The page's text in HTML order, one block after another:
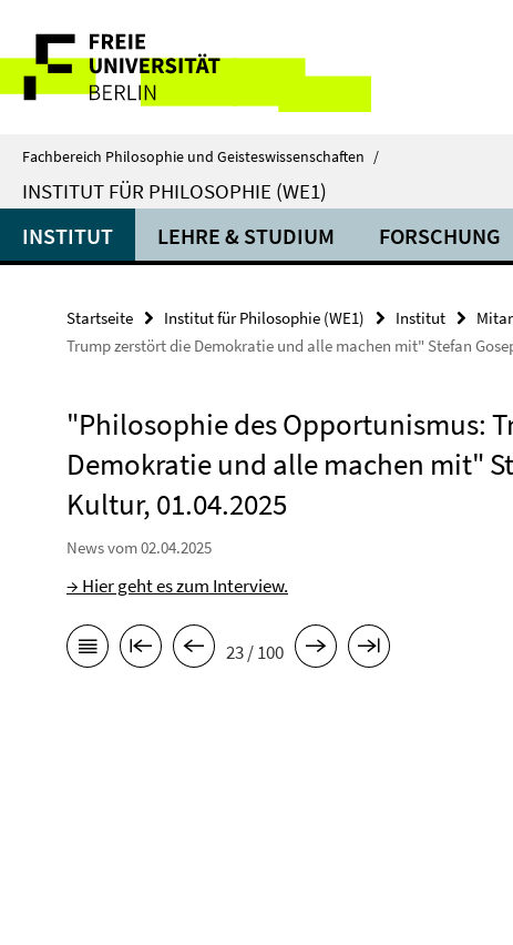
direkt
Inhalt
Service-
Navigation
Fachbereich Philosophie und Geisteswissenschaften /
INSTITUT FÜR PHILOSOPHIE (WE1)
INSTITUT LEHRE & STUDIUM FORSCHUNG
Startseite Institut für Philosophie (WE1) Institut
Trump zerstört die Demokratie und alle machen mit" Stefan
"Philosophie des Opportunismus:
Demokratie und alle machen mit"
Kultur, 01.04.2025
News vom 02.04.2025
→ Hier geht es zum Interview.
23 / 100